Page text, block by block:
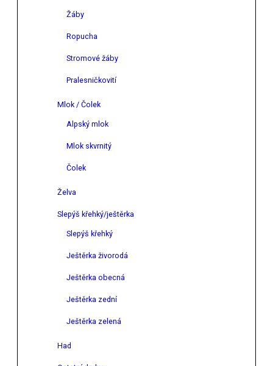
Žáby
Ropucha
Stromové žáby
Pralesničkovití
Mlok / Čolek
Alpský mlok
Mlok skvrnitý
Čolek
Želva
Slepýš křehký/ještěrka
Slepýš křehký
Ještěrka živorodá
Ještěrka obecná
Ještěrka zední
Ještěrka zelená
Had